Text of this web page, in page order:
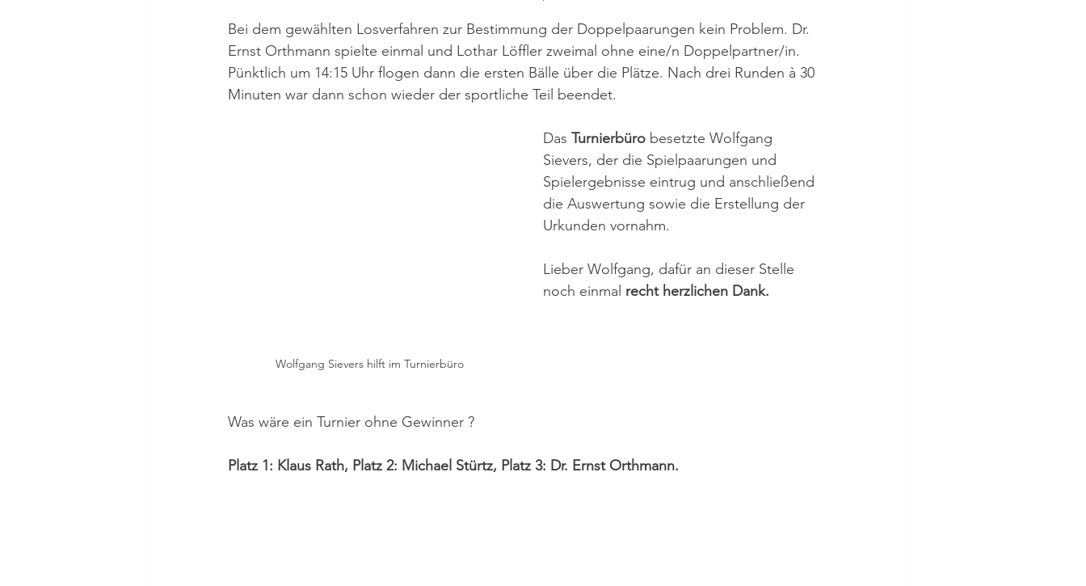
Bei dem gewählten Losverfahren zur Bestimmung der Doppelpaarungen kein Problem. Dr.
Ernst Orthmann spielte einmal und Lothar Löffler zweimal ohne eine/n Doppelpartner/in.
Pünktlich um 14:15 Uhr flogen dann die ersten Bälle über die Plätze. Nach drei Runden à 30
Minuten war dann schon wieder der sportliche Teil beendet.
Wolfgang Sievers hilft im Turnierbüro
Das Turnierbüro besetzte Wolfgang
Sievers, der die Spielpaarungen und
Spielergebnisse eintrug und anschließend
die Auswertung sowie die Erstellung der
Urkunden vornahm.
Lieber Wolfgang, dafür an dieser Stelle
noch einmal recht herzlichen Dank.
Was wäre ein Turnier ohne Gewinner ?
Platz 1: Klaus Rath, Platz 2: Michael Stürtz, Platz 3: Dr. Ernst Orthmann.